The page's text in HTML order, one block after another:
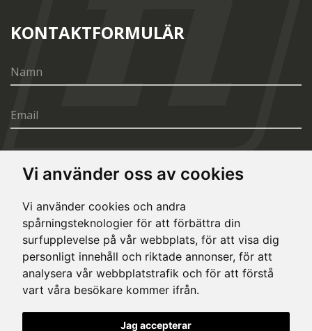
Vi använder oss av cookies
Vi använder cookies och andra
spårningsteknologier för att förbättra din
surfupplevelse på vår webbplats, för att visa dig
personligt innehåll och riktade annonser, för att
analysera vår webbplatstrafik och för att förstå
vart våra besökare kommer ifrån.
Jag accepterar
KONTAKTFORMULÄR
© Copyright 2020, All rights reserved. Made by
Simopt.cz